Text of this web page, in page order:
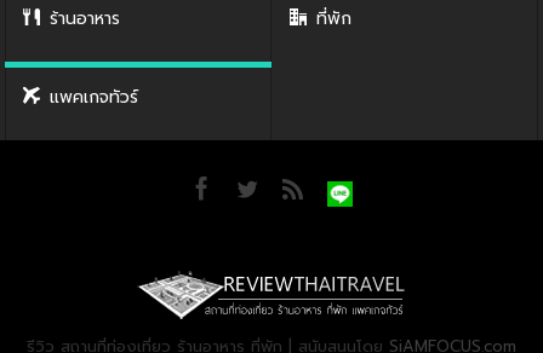
ร้านอาหาร ที่พัก
แพคเกจทัวร์
รีวิว สถานที่ท่องเที่ยว ร้านอาหาร ที่พัก | สนับสนุนโดย SiAMFOCUS.com